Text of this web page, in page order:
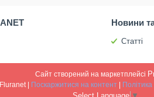
Новини та
Статті
Сайт створений на маркетплейсі
Поскаржитися на контент